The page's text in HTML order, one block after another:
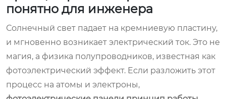
понятно для инженера
Солнечный свет падает на кремниевую пластину,
и мгновенно возникает электрический ток. Это не
магия, а физика полупроводников, известная как
фотоэлектрический эффект. Если разложить этот
процесс на атомы и электроны,